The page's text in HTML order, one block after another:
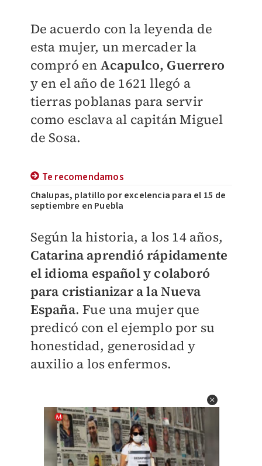
De acuerdo con la leyenda de
esta mujer, un mercader la
compró en Acapulco, Guerrero
y en el año de 1621 llegó a
tierras poblanas para servir
como esclava al capitán Miguel
de Sosa.
Te recomendamos
Chalupas, platillo por excelencia para el 15 de
septiembre en Puebla
Según la historia, a los 14 años,
Catarina aprendió rápidamente
el idioma español y colaboró
para cristianizar a la Nueva
España. Fue una mujer que
predicó con el ejemplo por su
honestidad, generosidad y
auxilio a los enfermos.